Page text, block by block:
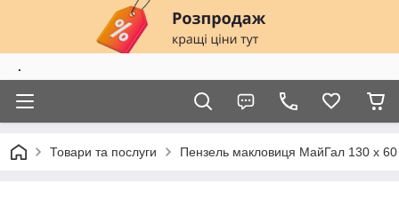
.
Товари та послуги Пензель макловиця МайГал 130 х